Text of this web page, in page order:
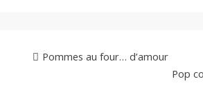
Pommes au four… d’amour
Pop